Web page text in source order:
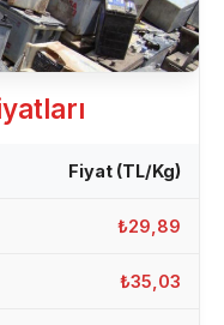
Fiyat (TL/Kg)
₺29,89
₺35,03